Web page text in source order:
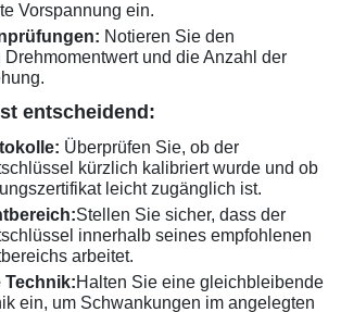
Vorspannung ein.
Notieren Sie den
und die Anzahl der
entscheidend:
Überprüfen Sie, ob der
kürzlich kalibriert wurde und ob
leicht zugänglich ist.
Stellen Sie sicher, dass der
innerhalb seines empfohlenen
arbeitet.
Technik:Halten Sie eine gleichbleibende
ein, um Schwankungen im angelegten